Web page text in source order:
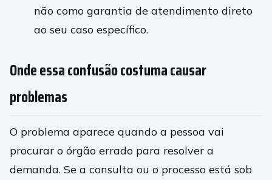
não como garantia de atendimento direto
ao seu caso específico.
Onde essa confusão costuma causar
problemas
O problema aparece quando a pessoa vai
procurar o órgão errado para resolver a
demanda. Se a consulta ou o processo está sob